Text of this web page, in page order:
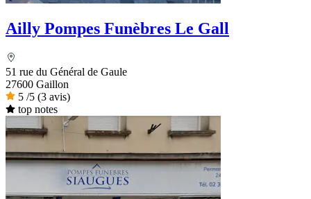
Ailly Pompes Funèbres Le Gall
51 rue du Général de Gaule
27600 Gaillon
5 /5 (3 avis)
top notes